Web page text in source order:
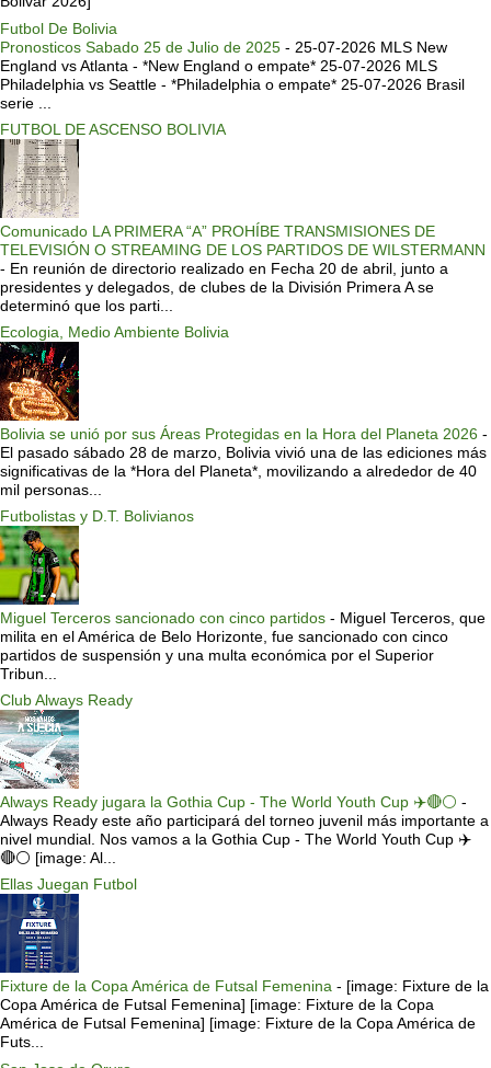
Futbol De Bolivia
Pronosticos Sabado 25 de Julio de 2025 - 25-07-2026 MLS New
England vs Atlanta - *New England o empate* 25-07-2026 MLS
Philadelphia vs Seattle - *Philadelphia o empate* 25-07-2026 Brasil
serie ...
FUTBOL DE ASCENSO BOLIVIA
Comunicado LA PRIMERA “A” PROHÍBE TRANSMISIONES DE
TELEVISIÓN O STREAMING DE LOS PARTIDOS DE WILSTERMANN
- En reunión de directorio realizado en Fecha 20 de abril, junto a
presidentes y delegados, de clubes de la División Primera A se
determinó que los parti...
Ecologia, Medio Ambiente Bolivia
Bolivia se unió por sus Áreas Protegidas en la Hora del Planeta 2026 -
El pasado sábado 28 de marzo, Bolivia vivió una de las ediciones más
significativas de la *Hora del Planeta*, movilizando a alrededor de 40
mil personas...
Futbolistas y D.T. Bolivianos
Miguel Terceros sancionado con cinco partidos - Miguel Terceros, que
milita en el América de Belo Horizonte, fue sancionado con cinco
partidos de suspensión y una multa económica por el Superior
Tribun...
Club Always Ready
Always Ready jugara la Gothia Cup - The World Youth Cup ✈️🔴⚪️ -
Always Ready este año participará del torneo juvenil más importante a
nivel mundial. Nos vamos a la Gothia Cup - The World Youth Cup ✈️
🔴⚪️ [image: Al...
Ellas Juegan Futbol
Fixture de la Copa América de Futsal Femenina - [image: Fixture de la
Copa América de Futsal Femenina] [image: Fixture de la Copa
América de Futsal Femenina] [image: Fixture de la Copa América de
Futs...